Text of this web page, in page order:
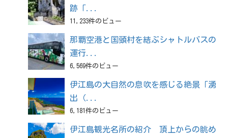
跡「...
11,233件のビュー
那覇空港と国頭村を結ぶシャトルバスの
運行...
6,569件のビュー
伊江島の大自然の息吹を感じる絶景「湧
出（...
6,181件のビュー
伊江島観光名所の紹介 頂上からの眺め